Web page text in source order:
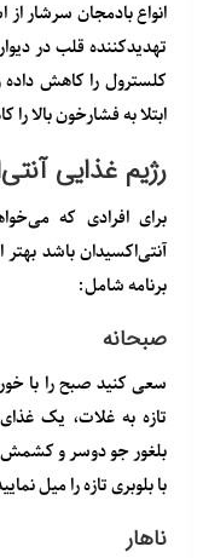
انواع بادمجان سرشار
تهدیدکننده قلب در
کلسترول را کاهش
ابتلا به فشارخون بالا
رژیم غذایی
برای افرادی که
آنتی‌اکسیدان باشد
برنامه شامل:
صبحانه
سعی کنید صبح را با
تازه به غلات، یک
بلغور جو دوسر و کشمش
با بلوبری تازه را میل
ناهار